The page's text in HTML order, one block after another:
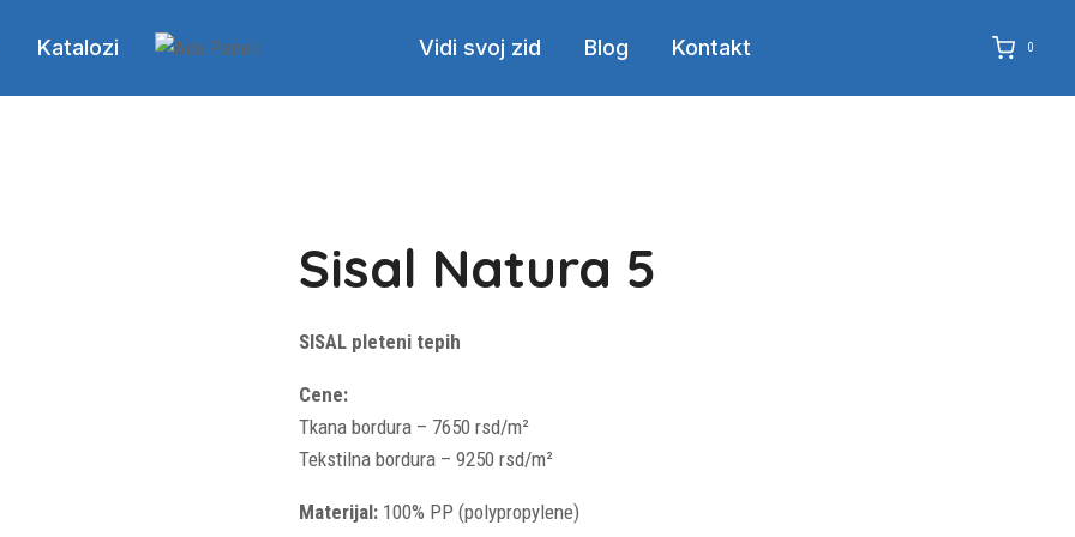
Katalozi Vidi svoj zid Blog Kontakt 0
Sisal Natura 5
SISAL pleteni tepih
Cene:
Tkana bordura – 7650 rsd/m²
Tekstilna bordura – 9250 rsd/m²
Materijal:100% PP (polypropylene)